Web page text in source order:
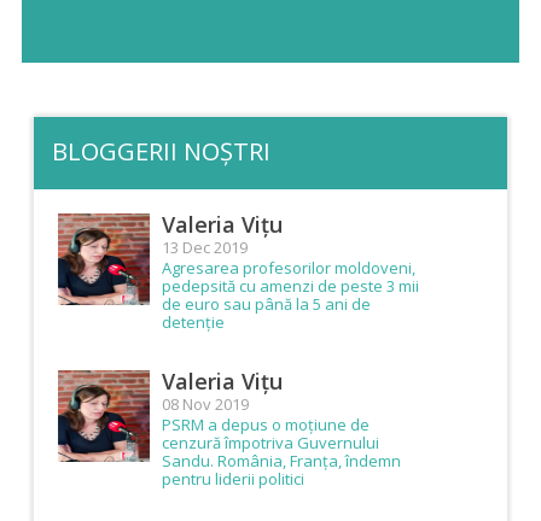
BLOGGERII NOȘTRI
Valeria Vițu
13 Dec 2019
Agresarea profesorilor moldoveni,
pedepsită cu amenzi de peste 3 mii
de euro sau până la 5 ani de
detenție
Valeria Vițu
08 Nov 2019
PSRM a depus o moțiune de
cenzură împotriva Guvernului
Sandu. România, Franța, îndemn
pentru liderii politici